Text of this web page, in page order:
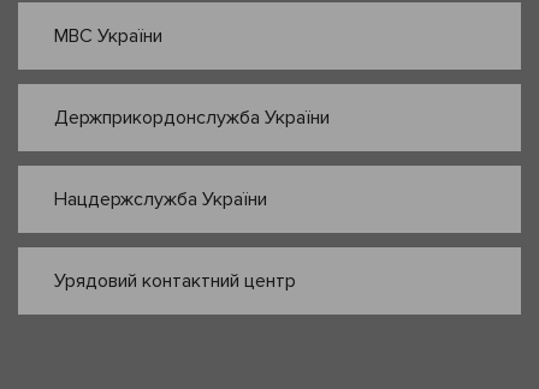
МВС України
Держприкордонслужба України
Нацдержслужба України
Урядовий контактний центр